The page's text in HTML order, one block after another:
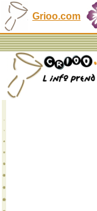
Grioo.com